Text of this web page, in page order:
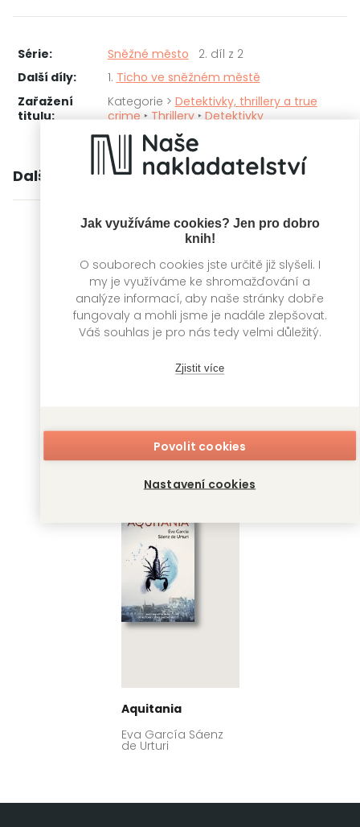
Jak využíváme cookies? Jen pro dobro
knih!
O souborech cookies jste určitě již slyšeli. I
my je využíváme ke shromažďování a
analýze informací, aby naše stránky dobře
fungovaly a mohli jsme je nadále zlepšovat.
Váš souhlas je pro nás tedy velmi důležitý.
Zjistit více
Povolit cookies
Nastavení cookies
Série: Sněžné město
2. díl z 2
Další díly:
1. Ticho ve sněžném městě
Zařažení
titulu:
Kategorie > Detektivky, thrillery a true
crime ‣ Thrillery‣ Detektivky
Další knihy autora
Ticho ve sněžném
Eva García Sáenz
Páni času
Eva García Sáenz
de Urturi
Aquitania
Eva García Sáenz
de Urturi